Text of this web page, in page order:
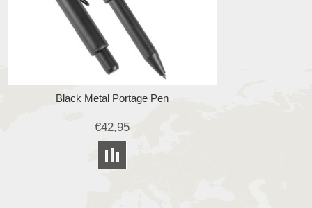
Black Metal Portage Pen
€42,95